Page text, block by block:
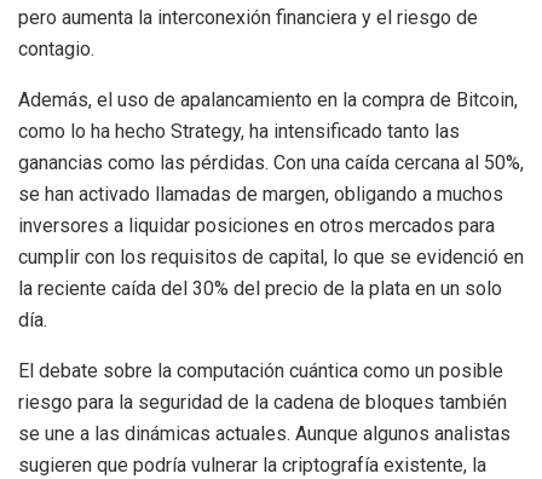
pero aumenta la interconexión financiera y el riesgo de
contagio.
Además, el uso de apalancamiento en la compra de Bitcoin,
como lo ha hecho Strategy, ha intensificado tanto las
ganancias como las pérdidas. Con una caída cercana al 50%,
se han activado llamadas de margen, obligando a muchos
inversores a liquidar posiciones en otros mercados para
cumplir con los requisitos de capital, lo que se evidenció en
la reciente caída del 30% del precio de la plata en un solo
día.
El debate sobre la computación cuántica como un posible
riesgo para la seguridad de la cadena de bloques también
se une a las dinámicas actuales. Aunque algunos analistas
sugieren que podría vulnerar la criptografía existente, la